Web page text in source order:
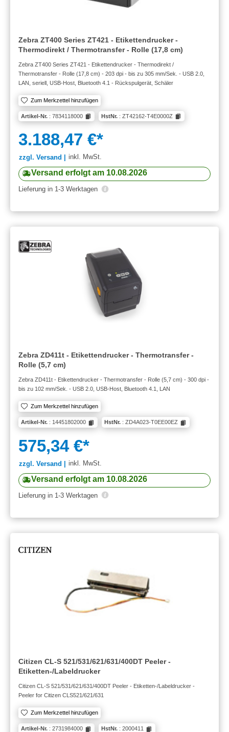
Zebra ZT400 Series ZT421 - Etikettendrucker -
Thermodirekt / Thermotransfer - Rolle (17,8 cm)
Zebra ZT400 Series ZT421 - Etikettendrucker - Thermodirekt /
Thermotransfer - Rolle (17,8 cm) - 203 dpi - bis zu 305 mm/Sek. - USB 2.0,
LAN, seriell, USB-Host, Bluetooth 4.1 - Rückspulgerät, Schäler
Zum Merkzettel hinzufügen
Artikel-Nr. : 7834118000 HstNr. : ZT42162-T4E0000Z
3.188,47 €*
zzgl. Versand | inkl. MwSt.
Versand erfolgt am 10.08.2026
Lieferung in 1-3 Werktagen
Zebra ZD411t - Etikettendrucker - Thermotransfer -
Rolle (5,7 cm)
Zebra ZD411t - Etikettendrucker - Thermotransfer - Rolle (5,7 cm) - 300 dpi -
bis zu 102 mm/Sek. - USB 2.0, USB-Host, Bluetooth 4.1, LAN
Zum Merkzettel hinzufügen
Artikel-Nr. : 14451802000 HstNr. : ZD4A023-T0EE00EZ
575,34 €*
zzgl. Versand | inkl. MwSt.
Versand erfolgt am 10.08.2026
Lieferung in 1-3 Werktagen
Citizen CL-S 521/531/621/631/400DT Peeler -
Etiketten-/Labeldrucker
Citizen CL-S 521/531/621/631/400DT Peeler - Etiketten-/Labeldrucker -
Peeler for Citizen CLS521/621/631
Zum Merkzettel hinzufügen
Artikel-Nr. : 2731984000 HstNr. : 2000411